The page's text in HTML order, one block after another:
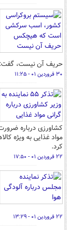
حریف آن نیست،
۳۰ فروردین ۰۱ - ۱۱:۲۵
کشاورزی درباره
مواد غذایی به ویژه
کرد.
۲۲ فروردین ۰۱ - ۱۷:۵۰
۲۲ فروردین ۰۱ - ۱۳:۲۹